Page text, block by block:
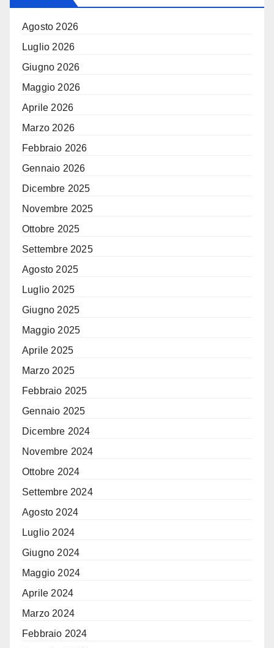
Agosto 2026
Luglio 2026
Giugno 2026
Maggio 2026
Aprile 2026
Marzo 2026
Febbraio 2026
Gennaio 2026
Dicembre 2025
Novembre 2025
Ottobre 2025
Settembre 2025
Agosto 2025
Luglio 2025
Giugno 2025
Maggio 2025
Aprile 2025
Marzo 2025
Febbraio 2025
Gennaio 2025
Dicembre 2024
Novembre 2024
Ottobre 2024
Settembre 2024
Agosto 2024
Luglio 2024
Giugno 2024
Maggio 2024
Aprile 2024
Marzo 2024
Febbraio 2024